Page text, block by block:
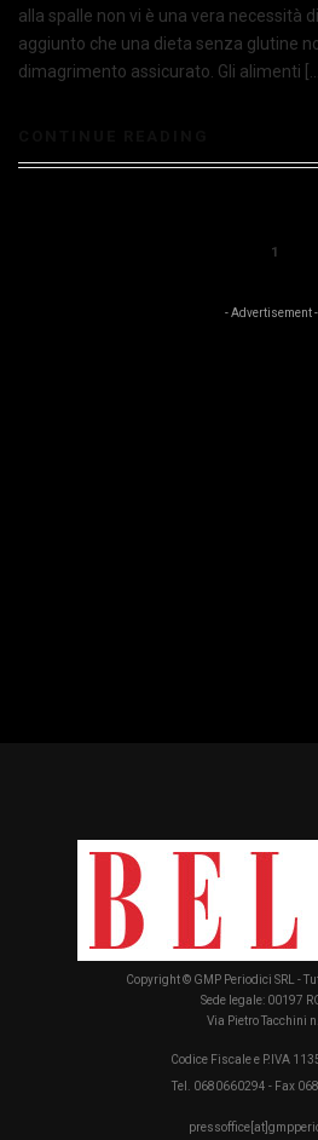
alla spalle non vi è una vera necessità
aggiunto che una dieta senza glutine
dimagrimento assicurato. Gli alimenti […]
1
- Advertisement -
Copyright © GMP Periodici SRL -
Sede legale: 00197
Via Pietro Tacchini
Codice Fiscale e P.IVA
Tel. 0680660294 - Fax